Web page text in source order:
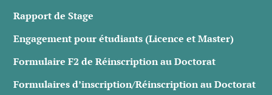
Rapport de Stage
Engagement pour étudiants (Licence et Master)
Formulaire F2 de Réinscription au Doctorat
Formulaires d’inscription/Réinscription au Doctorat